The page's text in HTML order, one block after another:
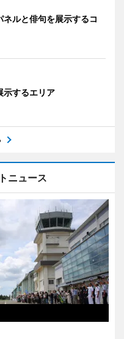
ルと俳句を展示するコ
示するエリア
ニュース